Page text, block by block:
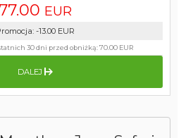
77.00 EUR
: -13.00 EUR
30 dni przed obniżką:70.00 EUR
DALEJ